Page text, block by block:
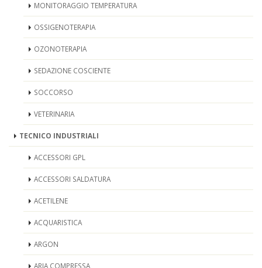
MONITORAGGIO TEMPERATURA
OSSIGENOTERAPIA
OZONOTERAPIA
SEDAZIONE COSCIENTE
SOCCORSO
VETERINARIA
TECNICO INDUSTRIALI
ACCESSORI GPL
ACCESSORI SALDATURA
ACETILENE
ACQUARISTICA
ARGON
ARIA COMPRESSA